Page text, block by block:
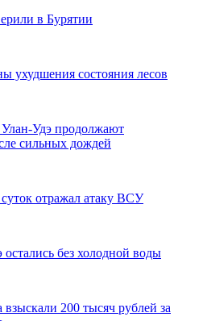
в Бурятии
ухудшения состояния лесов
Удэ продолжают
сильных дождей
отражал атаку ВСУ
без холодной воды
200 тысяч рублей за